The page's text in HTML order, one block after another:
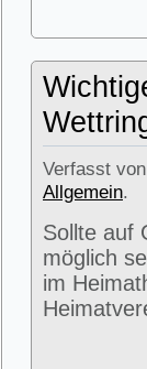
Verfasst von
Allgemein.
Sollte auf
möglich
im